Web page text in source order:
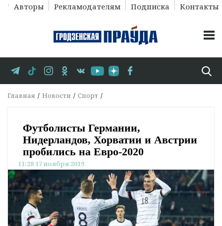
Авторы Рекламодателям Подписка Контакты
Главная Новости Спорт
Футболисты Германии,
Нидерландов, Хорватии и Австрии
пробились на Евро-2020
11:28 17 ноября 2019